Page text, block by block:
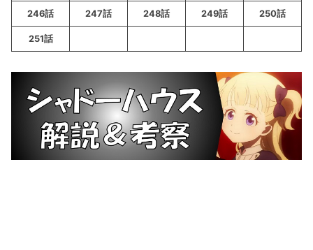
246話 247話 248話 249話 250話
251話